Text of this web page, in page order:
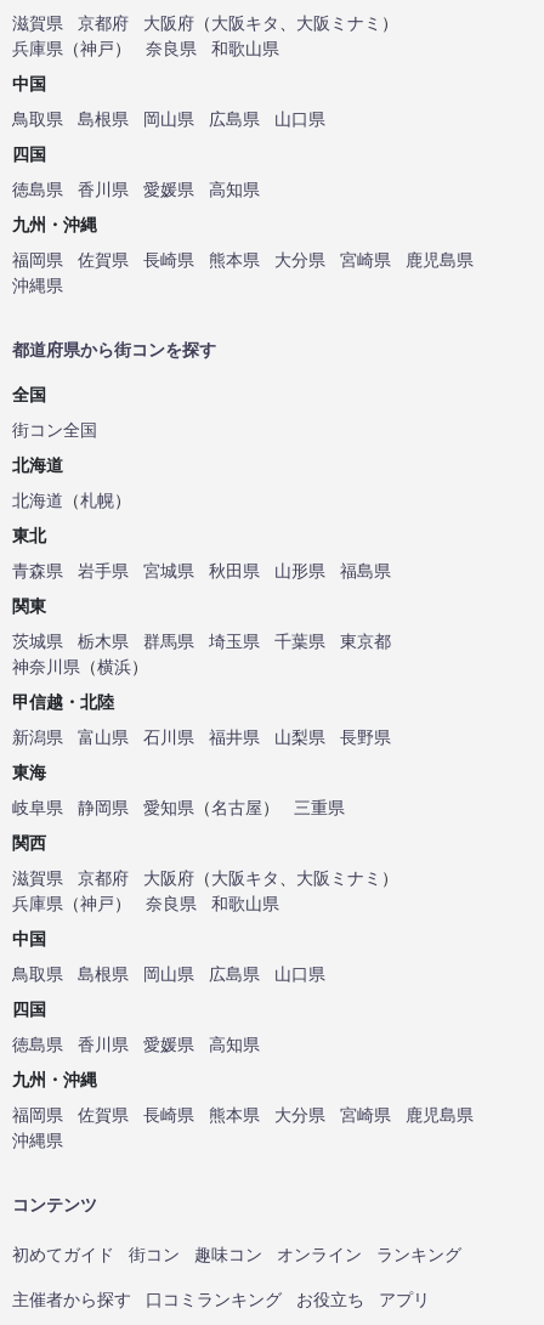
滋賀県
京都府 大阪府 （大阪キタ 大阪ミナミ ）
兵庫県 （神戸） 奈良県
和歌山県
中国
鳥取県
島根県 岡山県 広島県
山口県
四国
徳島県
香川県 愛媛県
高知県
九州・沖縄
福岡県
佐賀県 長崎県 熊本県 大分県 宮崎県
鹿児島県
沖縄県
都道府県から街コンを探す
全国
街コン全国
北海道
北海道 （札幌）
東北
青森県
岩手県 宮城県 秋田県 山形県
福島県
関東
茨城県
栃木県 群馬県 埼玉県 千葉県
東京都
神奈川県 （横浜）
甲信越・北陸
新潟県
富山県 石川県 福井県 山梨県
長野県
東海
岐阜県
静岡県 愛知県 （名古屋）
三重県
関西
滋賀県
京都府 大阪府 （大阪キタ 大阪ミナミ ）
兵庫県 （神戸） 奈良県
和歌山県
中国
鳥取県
島根県 岡山県 広島県
山口県
四国
徳島県
香川県 愛媛県
高知県
九州・沖縄
福岡県
佐賀県 長崎県 熊本県 大分県 宮崎県
鹿児島県
沖縄県
コンテンツ
初めてガイド 街コン 趣味コン オンライン ランキング
主催者から探す 口コミランキング お役立ち アプリ